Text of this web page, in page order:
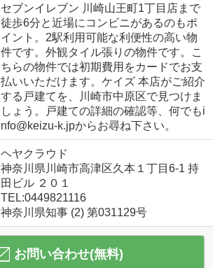
セブンイレブン 川崎山王町1丁目店まで
徒歩6分と近場にコンビニがあるのもポ
イント。2駅利用可能な利便性の高い物
件です。外観タイル張りの物件です。こ
ちらの物件では初期費用をカードでお支
払いいただけます。ケイズ 本店がご紹介
する戸建てを、川崎市中原区で見つけま
しょう。戸建ての詳細の確認等、何でもi
nfo@keizu-k.jpからお尋ね下さい。
ヘヤクラウド
神奈川県川崎市高津区久本１丁目6-1 持
田ビル ２０１
TEL:0449821116
神奈川県知事 (2) 第031129号
お問い合わせ(無料)